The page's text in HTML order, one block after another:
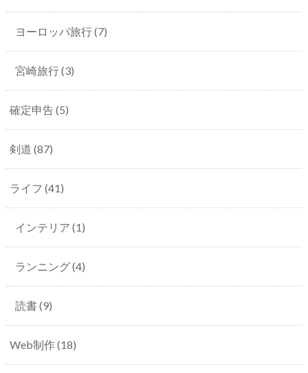
ヨーロッパ旅行(7)
宮崎旅行(3)
確定申告(5)
剣道 (87)
ライフ (41)
インテリア (1)
ランニング(4)
読書(9)
Web制作(18)